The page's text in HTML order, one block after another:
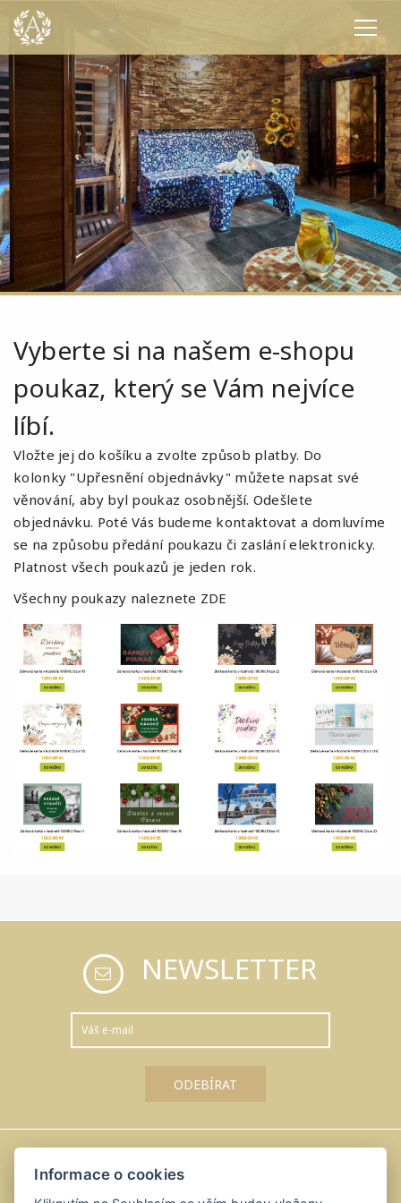
Vyberte si na našem e-shopu
poukaz, který se Vám nejvíce
líbí.
Vložte jej do košíku a zvolte způsob platby. Do
kolonky "Upřesnění objednávky" můžete napsat své
věnování, aby byl poukaz osobnější. Odešlete
objednávku. Poté Vás budeme kontaktovat a domluvíme
se na způsobu předánípoukazu či zaslání elektronicky.
Platnost všech poukazů je jeden rok.
Všechny poukazy naleznete ZDE
NEWSLETTER
Amálka u Řípu
Informace o cookies